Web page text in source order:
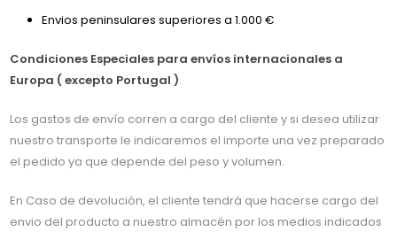
Envios peninsulares superiores a 1.000 €
Condiciones Especiales para envíos internacionales a
Europa ( excepto Portugal ).
Los gastos de envío corren a cargo del cliente y si desea utilizar
nuestro transporte le indicaremos el importe una vez preparado
el pedido ya que depende del peso y volumen.
En Caso de devolución, el cliente tendrá que hacerse cargo del
envio del producto a nuestro almacén por los medios indicados